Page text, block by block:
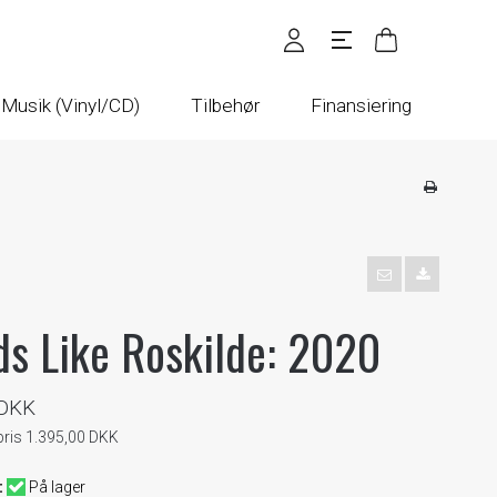
Musik (Vinyl/CD) Tilbehør Finansiering
Like Roskilde: 2020
1.395,00 DKK
På lager